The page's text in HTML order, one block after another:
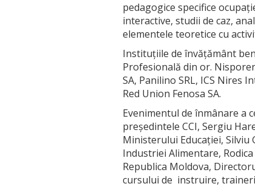
pedagogice specifice
interactive, studii de caz,
elementele teoretice cu
Instituțiile de învățământ
Profesională din or.
SA, Panilino SRL, ICS Nires
Red Union Fenosa SA.
Evenimentul de înmânare a
președintele CCI, Sergiu
Ministerului Educației, Silviu
Industriei Alimentare,
Republica Moldova,
cursului de instruire,